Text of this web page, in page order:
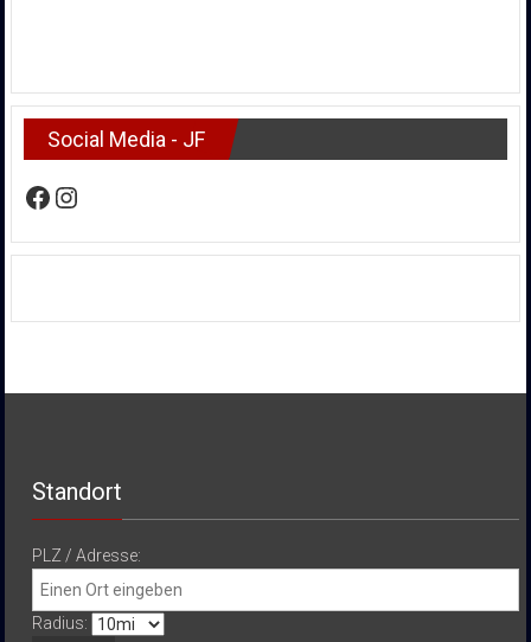
Social Media - JF
Facebook
Instagram
Standort
PLZ / Adresse:
Radius: